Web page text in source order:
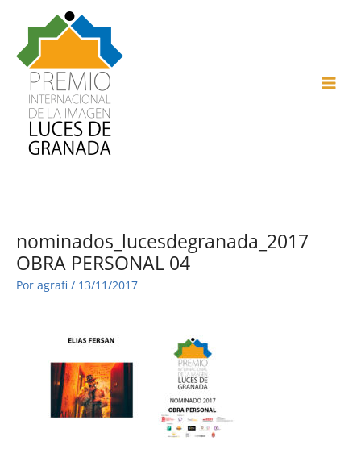
contenido
nominados_lucesdegranada_2017
OBRA PERSONAL 04
Por agrafi / 13/11/2017